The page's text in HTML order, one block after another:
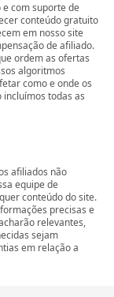
com suporte de
conteúdo gratuito
em nosso site
de afiliado.
ordem as ofertas
algoritmos
como e onde os
todas as
afiliados não
equipe de
conteúdo do site.
precisas e
relevantes,
sejam
em relação a